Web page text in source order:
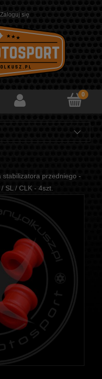
Zaloguj się
stabilizatora przedniego -
SL / CLK - 4szt.